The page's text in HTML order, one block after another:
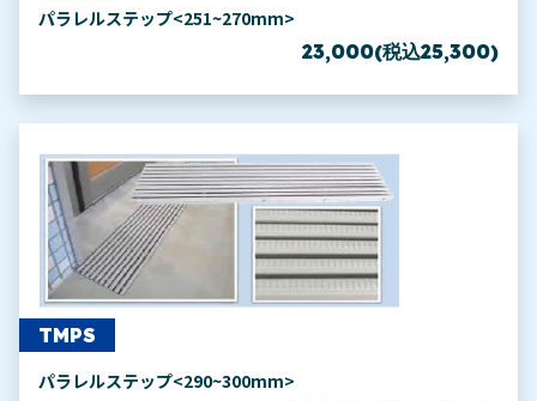
パラレルステップ<251~270mm>
23,000(税込25,300)
TMPS
パラレルステップ<290~300mm>